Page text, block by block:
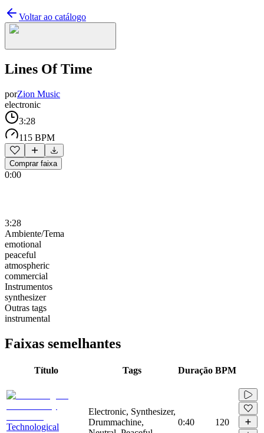
Voltar ao catálogo
Lines Of Time
porZion Music
electronic
3:28
115 BPM
Comprar faixa
0:00
3:28
Ambiente/Tema
emotional
peaceful
atmospheric
commercial
Instrumentos
synthesizer
Outras tags
instrumental
Faixas semelhantes
Título Tags Duração BPM
Technological
Electronic, Synthesizer,
Drummachine,
0:40 120